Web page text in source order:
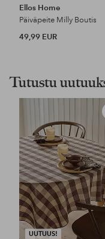
Ellos Home
Päiväpeite Milly Boutis
49,99 EUR
Tutustu
UUTUUS!